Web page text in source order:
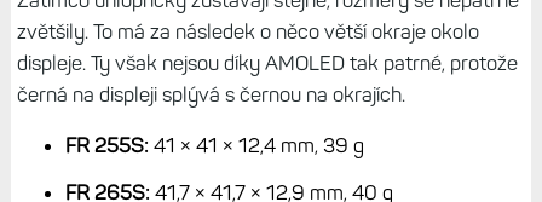
zvětšily. To má za následek o něco větší okraje okolo
displeje. Ty však nejsou díky AMOLED tak patrné, protože
černá na displeji splývá s černou na okrajích.
FR 255S: 41 × 41 × 12,4 mm, 39 g
FR 265S: 41,7 × 41,7 × 12,9 mm, 40 g